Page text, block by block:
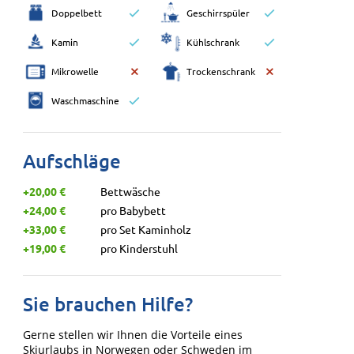
Doppelbett Geschirrspüler
Kamin Kühlschrank
Mikrowelle Trockenschrank
Waschmaschine
Aufschläge
+20,00 €
Bettwäsche
+24,00 €
pro Babybett
+33,00 €
pro Set Kaminholz
+19,00 €
pro Kinderstuhl
Sie brauchen Hilfe?
Gerne stellen wir Ihnen die Vorteile eines
Skiurlaubs in Norwegen oder Schweden im